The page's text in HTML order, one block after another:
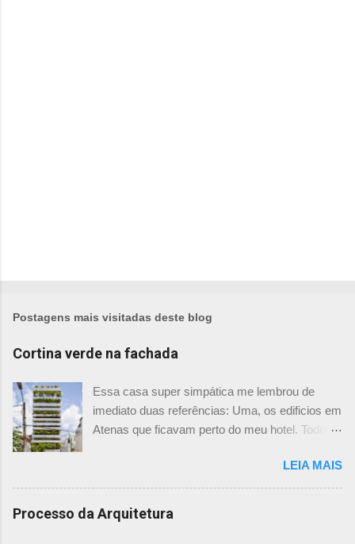
Postagens mais visitadas deste blog
Cortina verde na fachada
Essa casa super simpática me lembrou de
imediato duas referências: Uma, os edificios em
Atenas que ficavam perto do meu hotel. Todos
ficassem tão simpáticos! Mas olhando com
mais foco, me veio a segunda referência. Na
verdade as fachadas da frente e fundos são
como segundas peles, floreiras que criam um
LEIA MAIS
Processo da Arquitetura